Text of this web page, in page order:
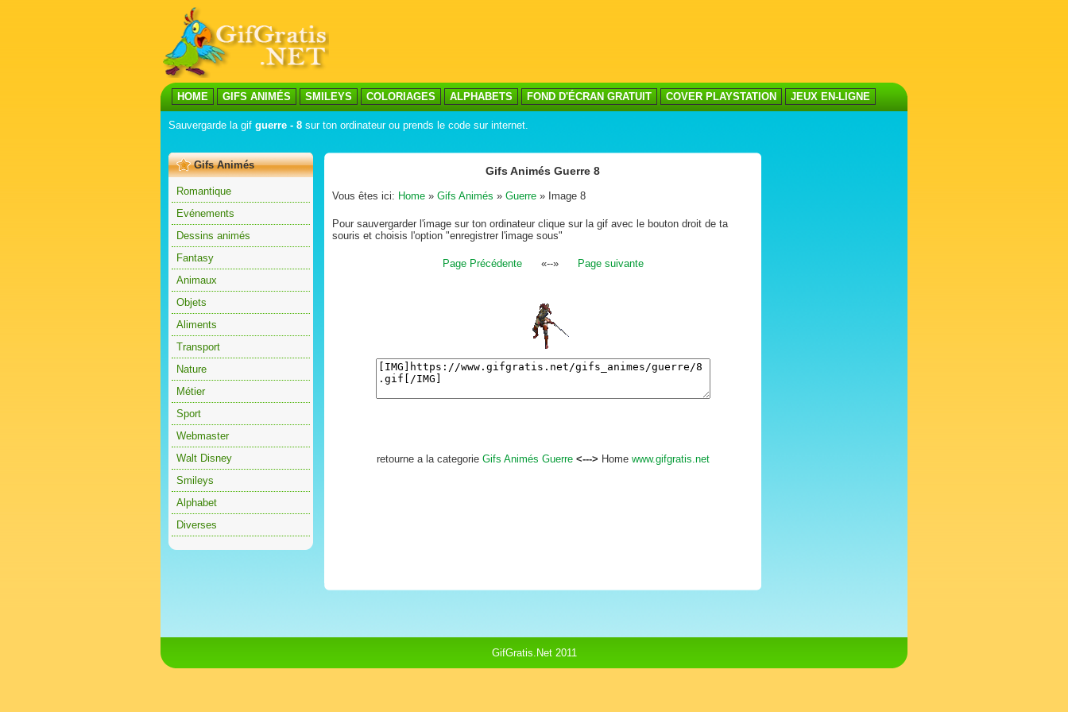
HOME GIFS ANIMÉS SMILEYS COLORIAGES ALPHABETS FOND D'ÉCRAN GRATUIT COVER PLAYSTATION JEUX EN-LIGNE
Sauvergarde la gif guerre - 8 sur ton ordinateur ou prends le code sur internet.
Gifs Animés
Romantique
Evénements
Dessins animés
Fantasy
Animaux
Objets
Aliments
Transport
Nature
Métier
Sport
Webmaster
Walt Disney
Smileys
Alphabet
Diverses
Gifs Animés Guerre 8
Vous êtes ici: Home » Gifs Animés » Guerre » Image 8
Pour sauvergarder l'image sur ton ordinateur clique sur la gif avec le bouton droit de ta
souris et choisis l'option "enregistrer l'image sous"
Page Précédente«--» Page suivante
retourne a la categorie Gifs Animés Guerre <---> Home www.gifgratis.net
GifGratis.Net 2011